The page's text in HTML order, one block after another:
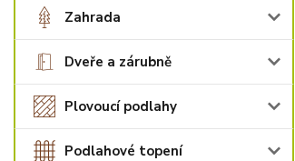
Zahrada
Dveře a zárubně
Plovoucí podlahy
Podlahové topení